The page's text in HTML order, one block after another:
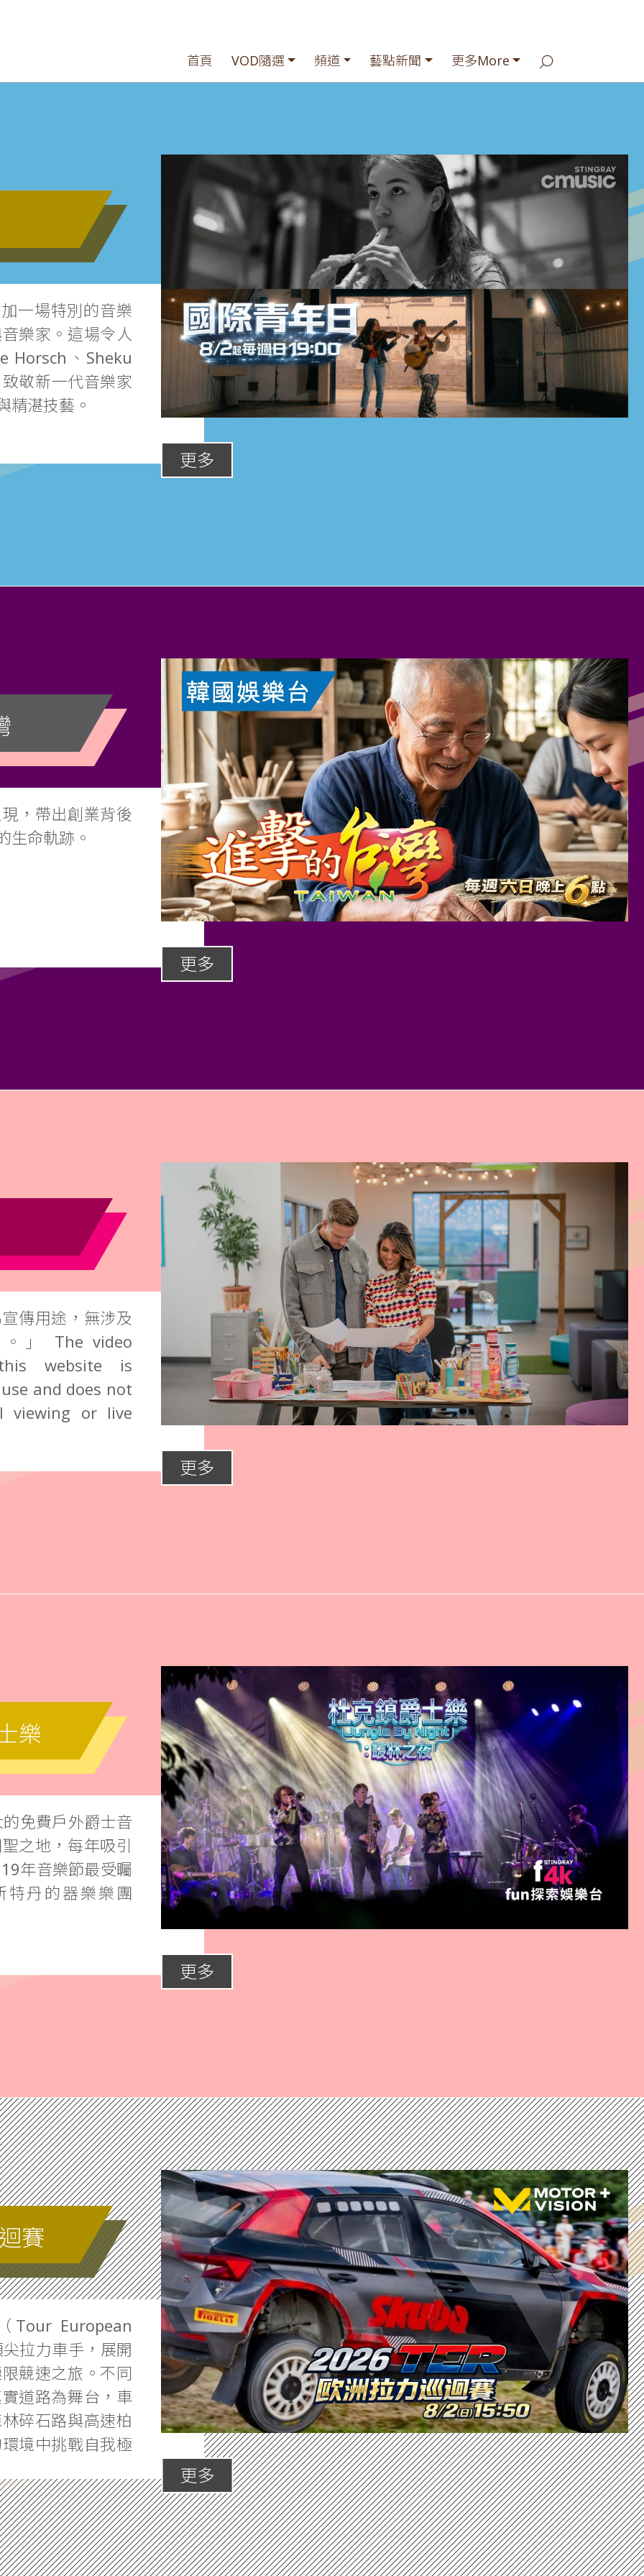
首頁 VOD隨選 頻道 藝點新聞 更多More
一場特別的音樂
樂家。這場令人
Horsch、Sheku
敬新一代音樂家
精湛技藝。
更多
，帶出創業背後
生命軌跡。
更多
傳用途，無涉及
」 The video
website is
and does not
viewing or live
更多
樂
免費戶外爵士音
之地，每年吸引
年音樂節最受矚
特丹的器樂樂團
更多
賽
European
拉力車手，展開
競速之旅。不同
道路為舞台，車
碎石路與高速柏
境中挑戰自我極
更多